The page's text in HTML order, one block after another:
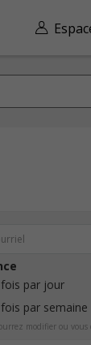
par jour
par semaine
modifier ou